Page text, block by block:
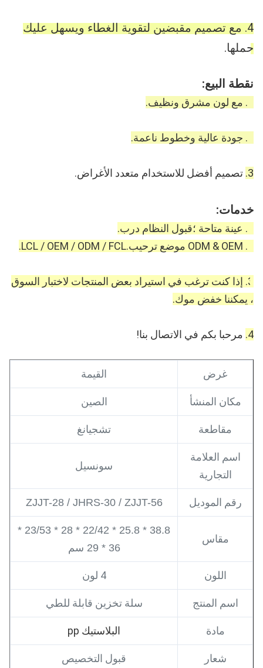
حملها.
نقطة البيع:
3. تصميم أفضل للاستخدام متعدد الأغراض.
خدمات:
، يمكننا خفض موك.
4. مرحبا بكم في الاتصال بنا!
غرض القيمة
مكان المنشأ الصين
مقاطعة تشجيانغ
اسم العلامة
التجارية
سونسيل
رقم الموديل ZJJT-28 / JHRS-30 / ZJJT-56
مقاس
38.8 * 25.8 * 22/42 * 28 * 23/53 *
36 * 29 سم
اللون 4 لون
اسم المنتج سلة تخزين قابلة للطي
مادة البلاستيك pp
شعار قبول التخصيص